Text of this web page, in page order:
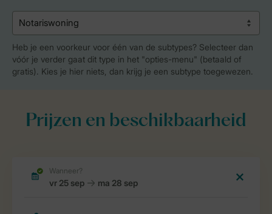
Heb je een voorkeur voor één van de subtypes? Selecteer dan
vóór je verder gaat dit type in het "opties-menu" (betaald of
gratis). Kies je hier niets, dan krijg je een subtype toegewezen.
Prijzen en beschikbaarheid